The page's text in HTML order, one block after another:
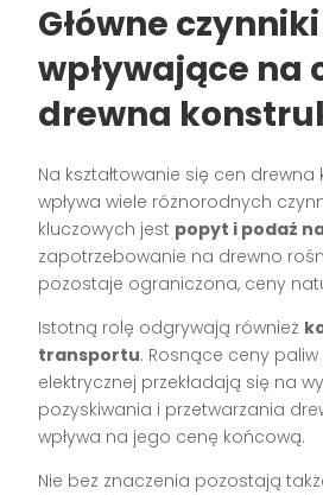
Główne czynniki
wpływające na
drewna
Na kształtowanie się cen
wpływa wiele różnorodnych
kluczowych jest popyt i podaż
zapotrzebowanie na drewno
pozostaje ograniczona, ceny
Istotną rolę odgrywają również
transportu. Rosnące ceny
elektrycznej przekładają się na
pozyskiwania i przetwarzania
wpływa na jego cenę końcową.
Nie bez znaczenia pozostają